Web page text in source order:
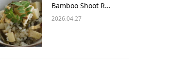
Bamboo Shoot R...
2026.04.27